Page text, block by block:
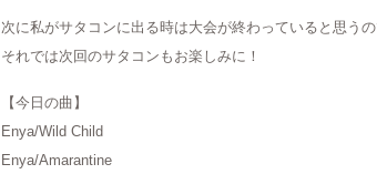
次に私がサタコンに出る時は大会が終わっていると思う
それでは次回のサタコンもお楽しみに！
【今日の曲】
Enya/Wild Child
Enya/Amarantine